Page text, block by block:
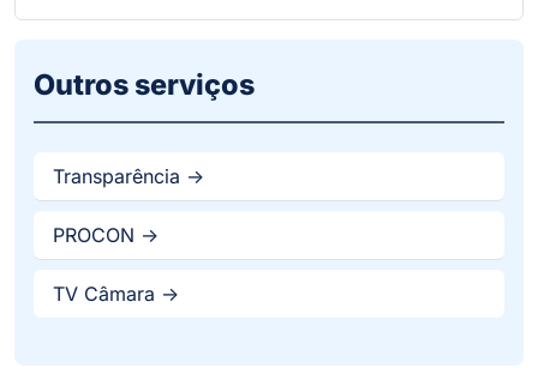
Outros serviços
Transparência ->
PROCON ->
TV Câmara ->